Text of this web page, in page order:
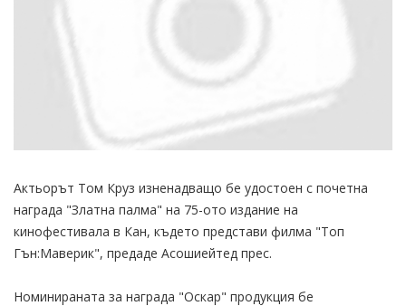
Актьорът Том Круз изненадващо бе удостоен с почетна
награда "Златна палма" на 75-ото издание на
кинофестивала в Кан, където представи филма "Топ
Гън:Маверик", предаде Асошиейтед прес.
Номинираната за награда "Оскар" продукция бе